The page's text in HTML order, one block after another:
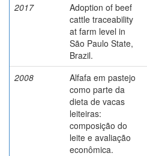
2017
Adoption of beef
cattle traceability
at farm level in
São Paulo State,
Brazil.
2008
Alfafa em pastejo
como parte da
dieta de vacas
leiteiras:
composição do
leite e avaliação
econômica.